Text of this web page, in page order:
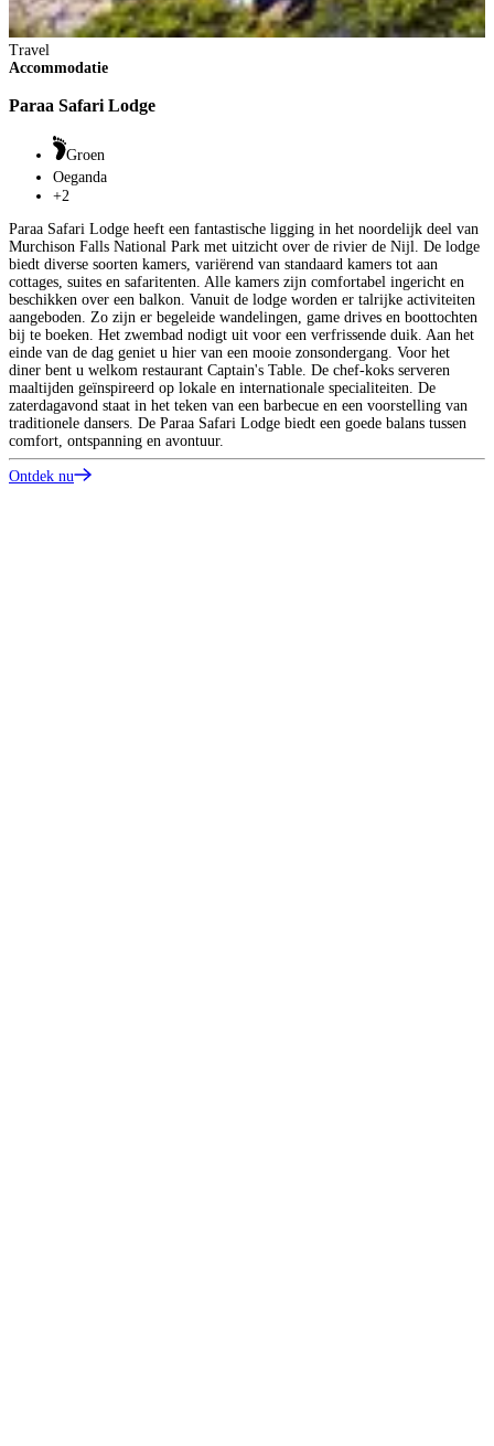
Travel
Accommodatie
Paraa Safari Lodge
Groen
Oeganda
+2
Paraa Safari Lodge heeft een fantastische ligging in het noordelijk deel van
Murchison Falls National Park met uitzicht over de rivier de Nijl. De lodge
biedt diverse soorten kamers, variërend van standaard kamers tot aan
cottages, suites en safaritenten. Alle kamers zijn comfortabel ingericht en
beschikken over een balkon. Vanuit de lodge worden er talrijke activiteiten
aangeboden. Zo zijn er begeleide wandelingen, game drives en boottochten
bij te boeken. Het zwembad nodigt uit voor een verfrissende duik. Aan het
einde van de dag geniet u hier van een mooie zonsondergang. Voor het
diner bent u welkom restaurant Captain's Table. De chef-koks serveren
maaltijden geïnspireerd op lokale en internationale specialiteiten. De
zaterdagavond staat in het teken van een barbecue en een voorstelling van
traditionele dansers. De Paraa Safari Lodge biedt een goede balans tussen
comfort, ontspanning en avontuur.
Ontdek nu